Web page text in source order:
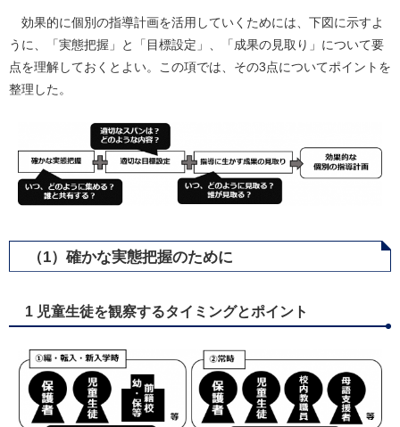
効果的に個別の指導計画を活用していくためには、下図に示すよ
うに、「実態把握」と「目標設定」、「成果の見取り」について要
点を理解しておくとよい。この項では、その3点についてポイントを
整理した。
（1）確かな実態把握のために
1 児童生徒を観察するタイミングとポイント